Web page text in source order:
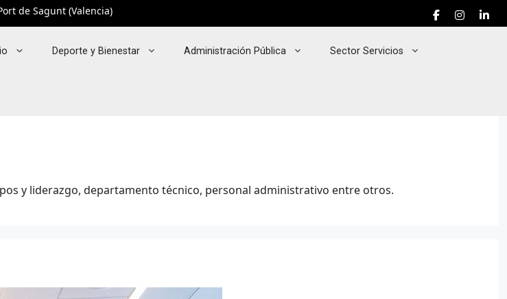
de Sagunt (Valencia)
Deporte y Bienestar Administración Pública Sector Servicios
y liderazgo, departamento técnico, personal administrativo entre otros.